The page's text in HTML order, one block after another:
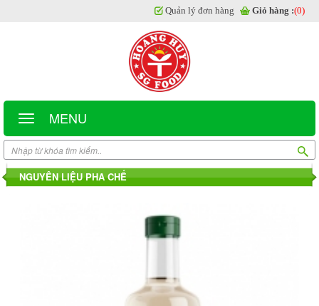
MENU
Quản lý đơn hàng Giỏ hàng :(0)
NGUYÊN LIỆU PHA CHẾ